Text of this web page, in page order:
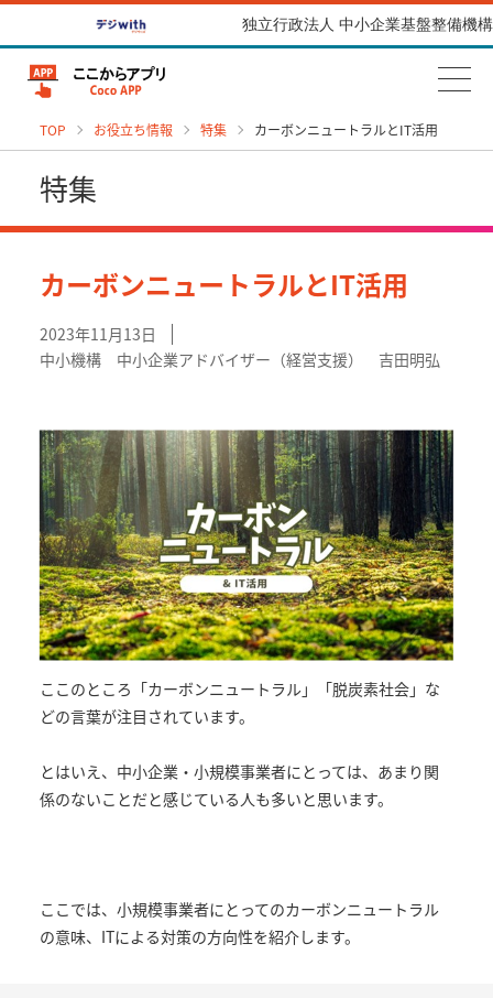
独立行政法人 中小企業基盤整備機構
TOP お役立ち情報 特集 カーボンニュートラルとIT活用
特集
カーボンニュートラルとIT活用
2023年11月13日
中小機構 中小企業アドバイザー（経営支援） 吉田明弘
ここのところ「カーボンニュートラル」「脱炭素社会」な
どの言葉が注目されています。
とはいえ、中小企業・小規模事業者にとっては、あまり関
係のないことだと感じている人も多いと思います。
ここでは、小規模事業者にとってのカーボンニュートラル
の意味、ITによる対策の方向性を紹介します。